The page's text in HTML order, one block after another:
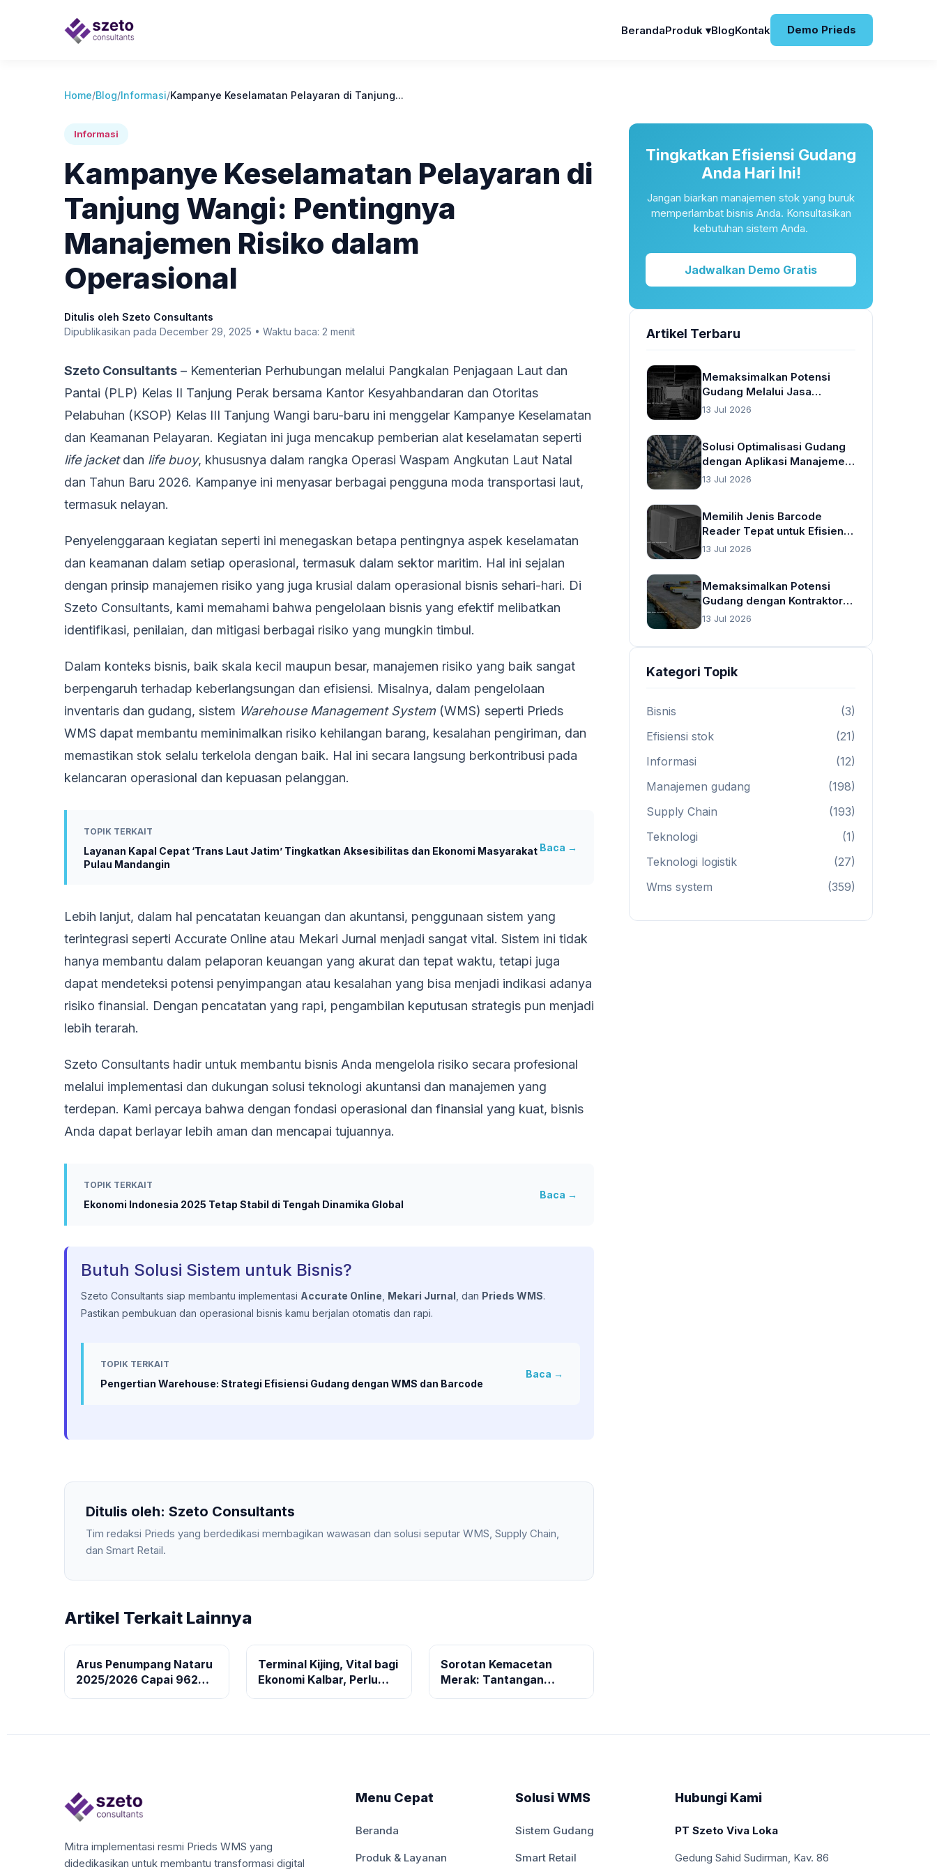
BerandaProduk ▾BlogKontak Demo Prieds
Home/Blog/Informasi/Kampanye Keselamatan Pelayaran di Tanjung...
Informasi
Kampanye Keselamatan Pelayaran di
Tanjung Wangi: Pentingnya
Manajemen Risiko dalam
Operasional
Ditulis oleh Szeto Consultants
Dipublikasikan pada December 29, 2025 • Waktu baca: 2 menit
Szeto Consultants – Kementerian Perhubungan melalui Pangkalan Penjagaan Laut dan
Pantai (PLP) Kelas II Tanjung Perak bersama Kantor Kesyahbandaran dan Otoritas
Pelabuhan (KSOP) Kelas III Tanjung Wangi baru-baru ini menggelar Kampanye Keselamatan
dan Keamanan Pelayaran. Kegiatan ini juga mencakup pemberian alat keselamatan seperti
life jacketdan life buoy, khususnya dalam rangka Operasi Waspam Angkutan Laut Natal
dan Tahun Baru 2026. Kampanye ini menyasar berbagai pengguna moda transportasi laut,
termasuk nelayan.
Penyelenggaraan kegiatan seperti ini menegaskan betapa pentingnya aspek keselamatan
dan keamanan dalam setiap operasional, termasuk dalam sektor maritim. Hal ini sejalan
dengan prinsip manajemen risiko yang juga krusial dalam operasional bisnis sehari-hari. Di
Szeto Consultants, kami memahami bahwa pengelolaan bisnis yang efektif melibatkan
identifikasi, penilaian, dan mitigasi berbagai risiko yang mungkin timbul.
Dalam konteks bisnis, baik skala kecil maupun besar, manajemen risiko yang baik sangat
berpengaruh terhadap keberlangsungan dan efisiensi. Misalnya, dalam pengelolaan
inventaris dan gudang, sistem Warehouse Management System(WMS) seperti Prieds
WMS dapat membantu meminimalkan risiko kehilangan barang, kesalahan pengiriman, dan
memastikan stok selalu terkelola dengan baik. Hal ini secara langsung berkontribusi pada
kelancaran operasional dan kepuasan pelanggan.
TOPIK TERKAIT
Layanan Kapal Cepat ‘Trans Laut Jatim’ Tingkatkan Aksesibilitas dan Ekonomi Masyarakat
Pulau Mandangin
Baca →
Lebih lanjut, dalam hal pencatatan keuangan dan akuntansi, penggunaan sistem yang
terintegrasi seperti Accurate Online atau Mekari Jurnal menjadi sangat vital. Sistem ini tidak
hanya membantu dalam pelaporan keuangan yang akurat dan tepat waktu, tetapi juga
dapat mendeteksi potensi penyimpangan atau kesalahan yang bisa menjadi indikasi adanya
risiko finansial. Dengan pencatatan yang rapi, pengambilan keputusan strategis pun menjadi
lebih terarah.
Szeto Consultants hadir untuk membantu bisnis Anda mengelola risiko secara profesional
melalui implementasi dan dukungan solusi teknologi akuntansi dan manajemen yang
terdepan. Kami percaya bahwa dengan fondasi operasional dan finansial yang kuat, bisnis
Anda dapat berlayar lebih aman dan mencapai tujuannya.
TOPIK TERKAIT
Ekonomi Indonesia 2025 Tetap Stabil di Tengah Dinamika Global
Baca →
Butuh Solusi Sistem untuk Bisnis?
Szeto Consultants siap membantu implementasi Accurate Online Mekari Jurnal , dan Prieds WMS.
Pastikan pembukuan dan operasional bisnis kamu berjalan otomatis dan rapi.
TOPIK TERKAIT
Pengertian Warehouse: Strategi Efisiensi Gudang dengan WMS dan Barcode
Baca →
Ditulis oleh: Szeto Consultants
Tim redaksi Prieds yang berdedikasi membagikan wawasan dan solusi seputar WMS, Supply Chain,
dan Smart Retail.
Artikel Terkait Lainnya
Arus Penumpang Nataru
2025/2026 Capai 962
Ribu, Pelayanan Kargo
Terminal Kijing, Vital bagi
Ekonomi Kalbar, Perlu
Dukungan Logistik
Sorotan Kemacetan
Merak: Tantangan
Logistik dan Solusi
Tingkatkan Efisiensi Gudang
Anda Hari Ini!
Jangan biarkan manajemen stok yang buruk
memperlambat bisnis Anda. Konsultasikan
kebutuhan sistem Anda.
Jadwalkan Demo Gratis
Artikel Terbaru
Memaksimalkan Potensi
Gudang Melalui Jasa
Pergudangan yang Cerdas
13 Jul 2026
Solusi Optimalisasi Gudang
dengan Aplikasi Manajemen
Gudang
13 Jul 2026
Memilih Jenis Barcode
Reader Tepat untuk Efisiensi
Operasional Gudang
13 Jul 2026
Memaksimalkan Potensi
Gudang dengan Kontraktor
Gudang
13 Jul 2026
Kategori Topik
Bisnis
(3)
Efisiensi stok
(21)
Informasi
(12)
Manajemen gudang
(198)
Supply Chain
(193)
Teknologi
(1)
Teknologi logistik
(27)
Wms system
(359)
Mitra implementasi resmi Prieds WMS yang
didedikasikan untuk membantu transformasi digital
Menu Cepat
Beranda
Produk & Layanan
Solusi WMS
Sistem Gudang
Smart Retail
Hubungi Kami
PT Szeto Viva Loka
Gedung Sahid Sudirman, Kav. 86